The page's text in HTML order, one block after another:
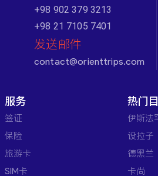
+98 902 379 3213
+98 21 7105 7401
发送邮件
contact@orienttrips.com
服务
签证
保险
旅游卡
SIM卡
热门
伊斯法
设拉子
德黑兰
卡尚